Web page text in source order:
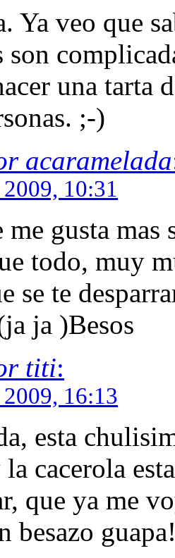
Ya veo que
son
una tarta
;-)
acaramelada
10:31
me gusta
todo, muy
se te
ja )Besos
titi:
16:13
esta
cacerola
que ya me
besazo